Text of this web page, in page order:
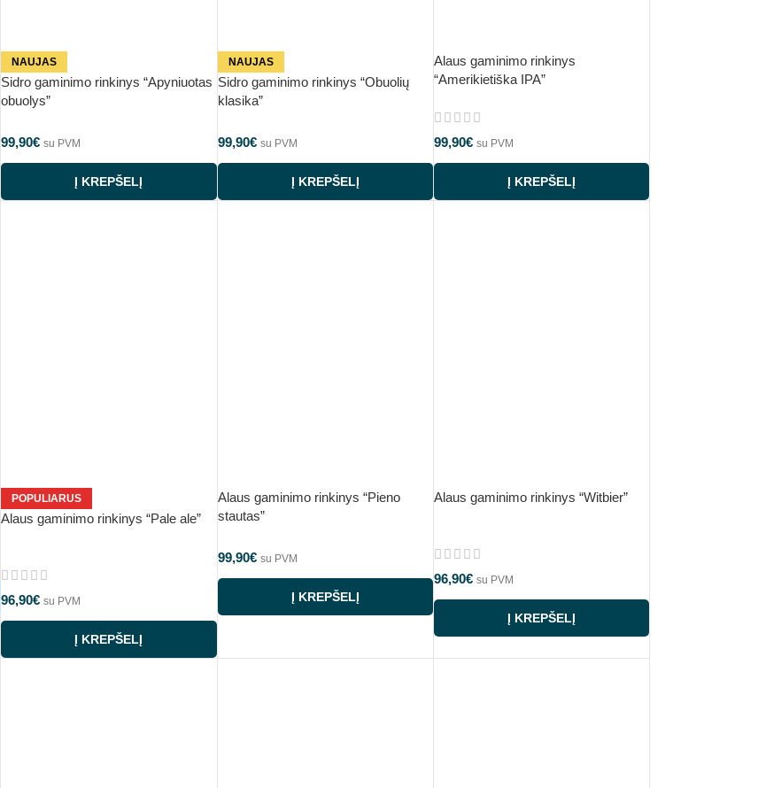
NAUJAS
Sidro gaminimo rinkinys “Apyniuotas
obuolys”
99,90€ su PVM
Į KREPŠELĮ
NAUJAS
Sidro gaminimo rinkinys “Obuolių
klasika”
99,90€ su PVM
Į KREPŠELĮ
Alaus gaminimo rinkinys
“Amerikietiška IPA”
99,90€ su PVM
Į KREPŠELĮ
POPULIARUS
Alaus gaminimo rinkinys “Pale ale”
96,90€ su PVM
Į KREPŠELĮ
Alaus gaminimo rinkinys “Pieno
stautas”
99,90€ su PVM
Į KREPŠELĮ
Alaus gaminimo rinkinys “Witbier”
96,90€ su PVM
Į KREPŠELĮ